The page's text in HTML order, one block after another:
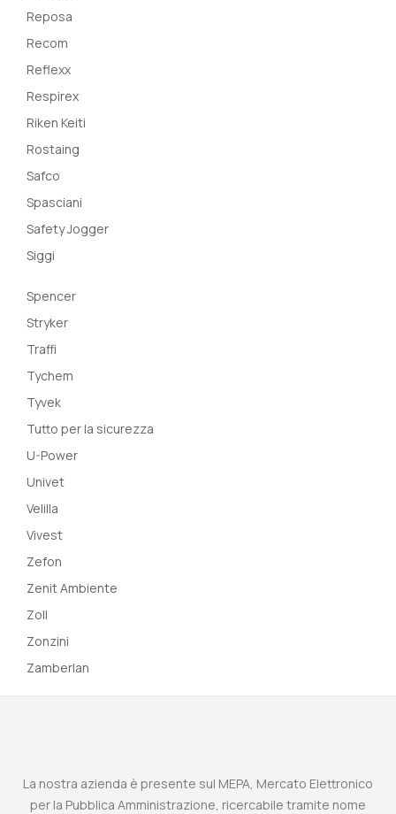
Reposa
Recom
Reflexx
Respirex
Riken Keiti
Rostaing
Safco
Spasciani
Safety Jogger
Siggi
Spencer
Stryker
Traffi
Tychem
Tyvek
Tutto per la sicurezza
U-Power
Univet
Velilla
Vivest
Zefon
Zenit Ambiente
Zoll
Zonzini
Zamberlan
La nostra azienda è presente sul MEPA, Mercato Elettronico
per la Pubblica Amministrazione, ricercabile tramite nome